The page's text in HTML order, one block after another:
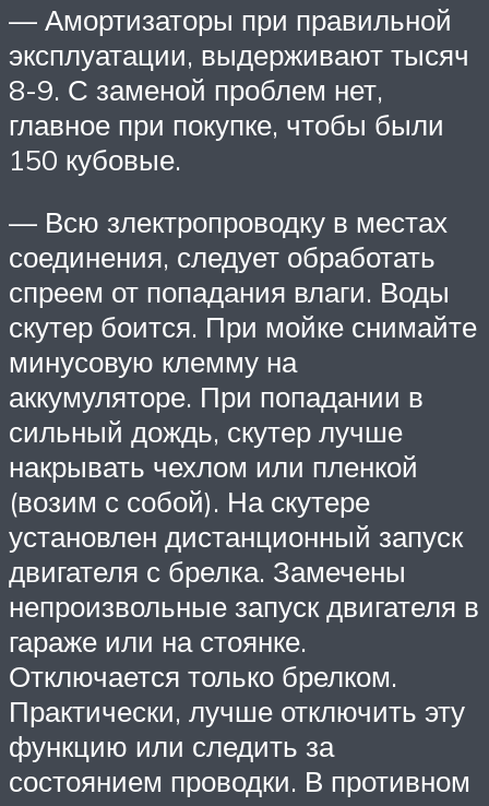
— Амортизаторы при правильной
эксплуатации, выдерживают тысяч
8-9. С заменой проблем нет,
главное при покупке, чтобы были
150 кубовые.
— Всю злектропроводку в местах
соединения, следует обработать
спреем от попадания влаги. Воды
скутер боится. При мойке снимайте
минусовую клемму на
аккумуляторе. При попадании в
сильный дождь, скутер лучше
накрывать чехлом или пленкой
(возим с собой). На скутере
установлен дистанционный запуск
двигателя с брелка. Замечены
непроизвольные запуск двигателя в
гараже или на стоянке.
Отключается только брелком.
Практически, лучше отключить эту
функцию или следить за
состоянием проводки. В противном